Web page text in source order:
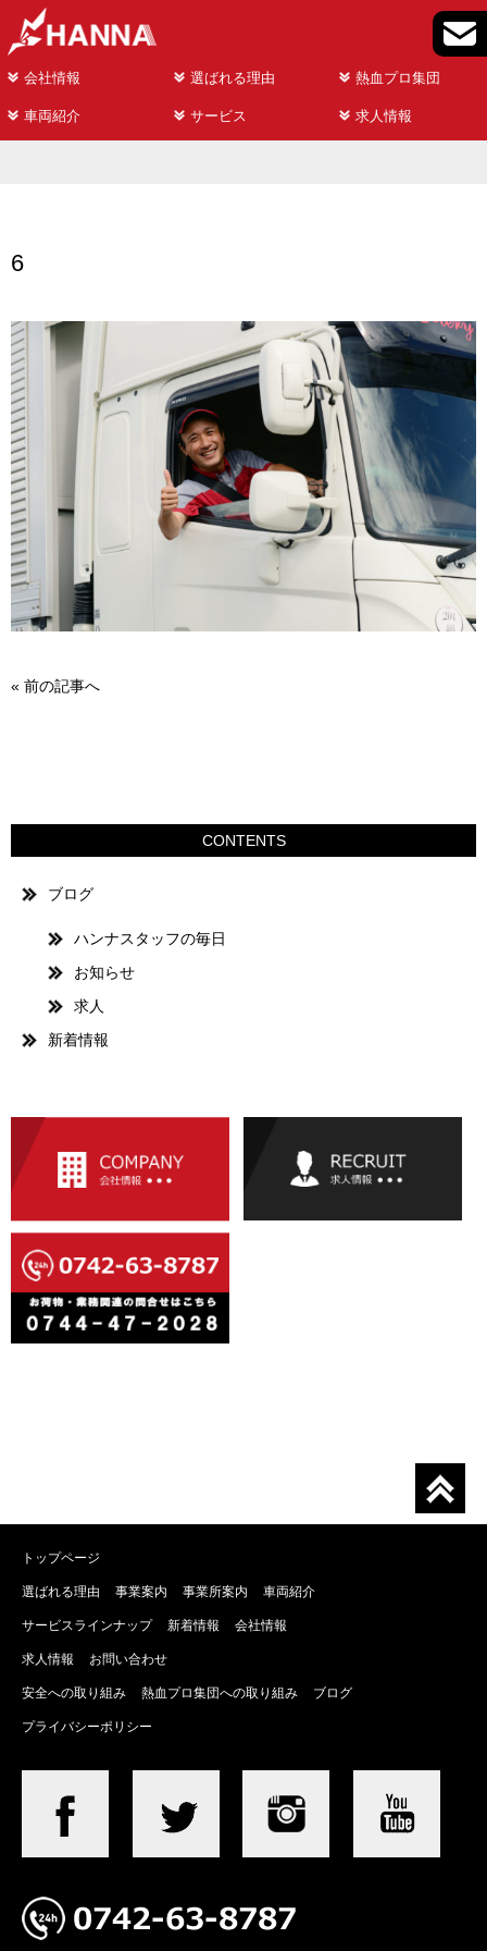
会社情報 選ばれる理由 熱血プロ集団
車両紹介 サービス 求人情報
6
« 前の記事へ
CONTENTS
ブログ
ハンナスタッフの毎日
お知らせ
求人
新着情報
トップページ
選ばれる理由 事業案内 事業所案内 車両紹介
サービスラインナップ 新着情報 会社情報
求人情報 お問い合わせ
安全への取り組み 熱血プロ集団への取り組み ブログ
プライバシーポリシー